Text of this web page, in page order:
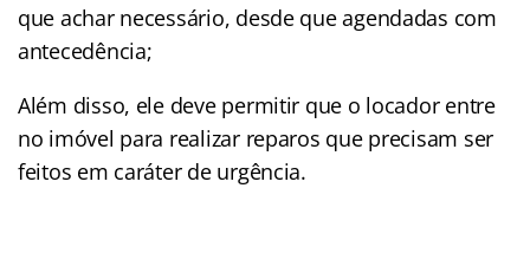
que achar necessário, desde que agendadas com
antecedência;
Além disso, ele deve permitir que o locador entre
no imóvel para realizar reparos que precisam ser
feitos em caráter de urgência.